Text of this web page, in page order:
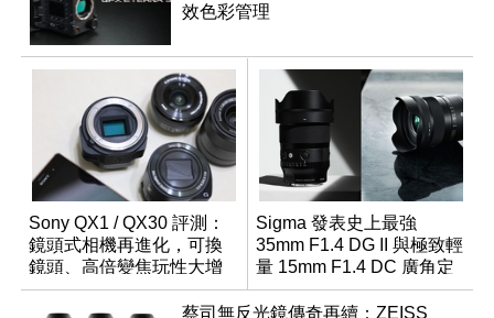
效色彩管理
Sony QX1 / QX30 評測：
鏡頭式相機再進化，可換
鏡頭、高倍變焦玩性大增
Sigma 發表史上最強
35mm F1.4 DG II 與極致輕
量 15mm F1.4 DC 廣角定
焦鏡
蔡司無反光鏡傳奇再續：ZEISS